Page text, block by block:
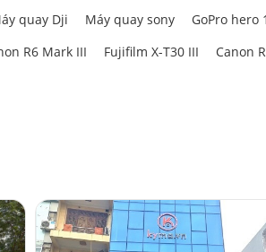
quay Dji Máy quay sony GoPro hero
R6 Mark III Fujifilm X-T30 III Canon